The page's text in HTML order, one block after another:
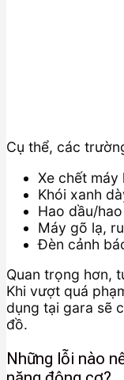
Cụ thể, các
Xe chết máy
Khói xanh
Hao dầu/
Máy gõ lạ,
Đèn cảnh
Quan trọng hơn,
Khi vượt quá
dụng tại gara sẽ
đồ.
Những lỗi nào